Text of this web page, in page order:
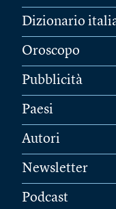
Dizionario
Oroscopo
Pubblicità
Paesi
Autori
Newsletter
Podcast